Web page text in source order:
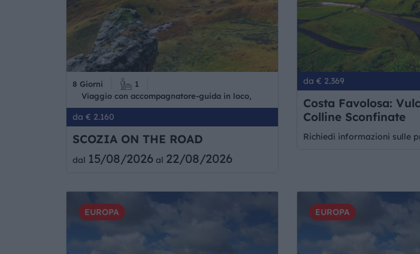
8 Giorni
1
Viaggio con accompagnatore-guida in loco,
da € 2.160
SCOZIA ON THE ROAD
dal 15/08/2026al 22/08/2026
da € 2.369
Costa Favolosa:
Colline Sconfinate
Richiedi informazioni sulle
EUROPA EUROPA